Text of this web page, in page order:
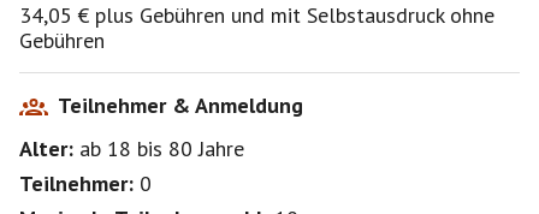
34,05 € plus Gebühren und mit Selbstausdruck ohne
Gebühren
Teilnehmer & Anmeldung
Alter: ab 18 bis 80Jahre
Teilnehmer: 0